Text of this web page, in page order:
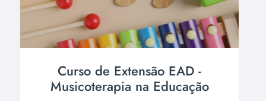
Curso de Extensão EAD -
Musicoterapia na Educação